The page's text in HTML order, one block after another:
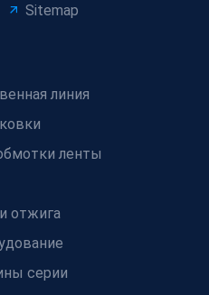
Sitemap
линия
ленты
отжига
серии